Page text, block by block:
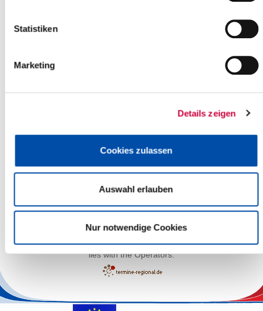
Statistiken
Marketing
Details zeigen
Cookies zulassen
Auswahl erlauben
Nur notwendige Cookies
Leaflet| ©OpenStreetMapcontributors
The responsibility for the factual correctness of the information
lies with the Operators.